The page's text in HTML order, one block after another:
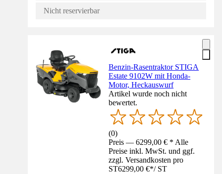
Nicht reservierbar
Benzin-Rasentraktor STIGA
Estate 9102W mit Honda-
Motor, Heckauswurf
Artikel wurde noch nicht
bewertet.
(0)
Preis — 6299,00 € * Alle
Preise inkl. MwSt. und ggf.
zzgl. Versandkosten pro
ST6299,00 €*/ ST